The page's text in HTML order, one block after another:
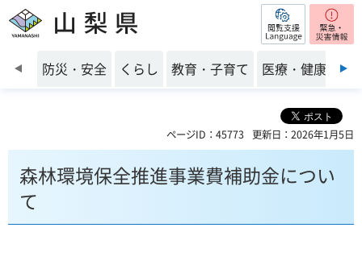
山梨県 閲覧支援
前のスライドを表示
防災・安全 くらし 教育・子育て 医療・健康・福
ページID：45773 更新日：2026年1月5日
森林環境保全推進事業費補助金につい
て